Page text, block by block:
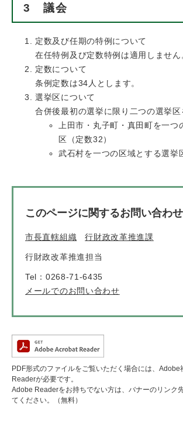
3 議会
定数及び任期の特例について
在任特例及び定数特例は適用しません
定数について
条例定数は34人とします。
選挙区について
合併後最初の選挙に限り二つの選挙区
上田市・丸子町・真田町を一つ
区（定数32）
武石村を一つの区域とする選挙
このページに関するお問い合わ
市長直轄組織 行財政改革推進課
行財政改革推進担当
Tel：0268-71-6435
メールでのお問い合わせ
PDF形式のファイルをご覧いただく場合には、Adobe
Readerが必要です。
Adobe Readerをお持ちでない方は、バナーのリンク
てください。（無料）